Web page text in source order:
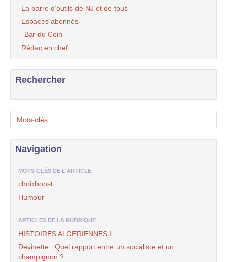
La barre d’outils de NJ et de tous
Espaces abonnés
Bar du Coin
Rédac en chef
Rechercher
Mots-clés
Navigation
MOTS-CLÉS DE L'ARTICLE
choixboost
Humour
ARTICLES DE LA RUBRIQUE
HISTOIRES ALGERIENNES I
Devinette : Quel rapport entre un socialiste et un
champignon ?